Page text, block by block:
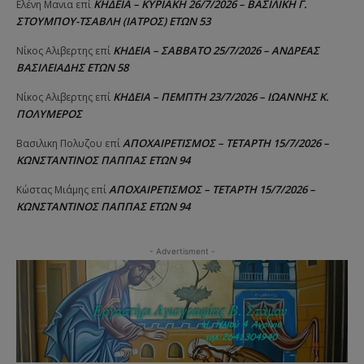
Ελένη Μανια επί ΚΗΔΕΙΑ – ΚΥΡΙΑΚΗ 26/7/2026 – ΒΑΣΙΛΙΚΗ Γ.
ΣΤΟΥΜΠΟΥ-ΤΣΑΒΛΗ (ΙΑΤΡΟΣ) ΕΤΩΝ 53
Νίκος Αλιβερτης επί ΚΗΔΕΙΑ – ΣΑΒΒΑΤΟ 25/7/2026 – ΑΝΔΡΕΑΣ
ΒΑΣΙΛΕΙΑΔΗΣ ΕΤΩΝ 58
Νίκος Αλιβερτης επί ΚΗΔΕΙΑ – ΠΕΜΠΤΗ 23/7/2026 – ΙΩΑΝΝΗΣ Κ.
ΠΟΛΥΜΕΡΟΣ
Βασιλικη Πολυζου επί ΑΠΟΧΑΙΡΕΤΙΣΜΟΣ – ΤΕΤΑΡΤΗ 15/7/2026 –
ΚΩΝΣΤΑΝΤΙΝΟΣ ΠΑΠΠΑΣ ΕΤΩΝ 94
Κώστας Μιάμης επί ΑΠΟΧΑΙΡΕΤΙΣΜΟΣ – ΤΕΤΑΡΤΗ 15/7/2026 –
ΚΩΝΣΤΑΝΤΙΝΟΣ ΠΑΠΠΑΣ ΕΤΩΝ 94
- Advertisment -